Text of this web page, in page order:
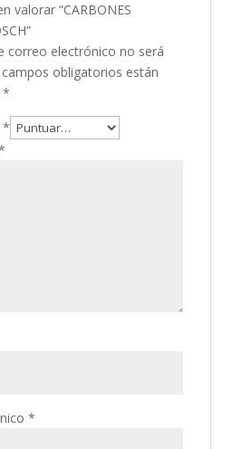
valorar “CARBONES
correo electrónico no será
obligatorios están
*
*
*